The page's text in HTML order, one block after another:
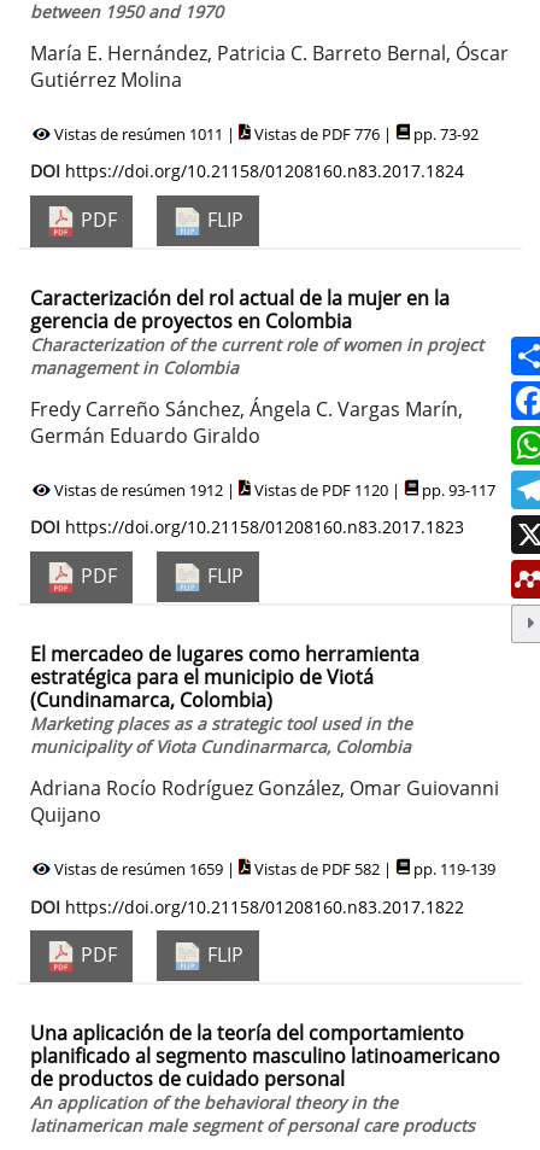
between 1950 and 1970
María E. Hernández, Patricia C. Barreto Bernal, Óscar
Gutiérrez Molina
Vistas de resúmen 1011 | Vistas de PDF 776 | pp. 73-92
DOI https://doi.org/10.21158/01208160.n83.2017.1824
PDF FLIP
Caracterización del rol actual de la mujer en la
gerencia de proyectos en Colombia
Characterization of the current role of women in project
management in Colombia
Fredy Carreño Sánchez, Ángela C. Vargas Marín,
Germán Eduardo Giraldo
Vistas de resúmen 1912 | Vistas de PDF 1120 | pp. 93-117
DOI https://doi.org/10.21158/01208160.n83.2017.1823
PDF FLIP
El mercadeo de lugares como herramienta
estratégica para el municipio de Viotá
(Cundinamarca, Colombia)
Marketing places as a strategic tool used in the
municipality of Viota Cundinarmarca, Colombia
Adriana Rocío Rodríguez González, Omar Guiovanni
Quijano
Vistas de resúmen 1659 | Vistas de PDF 582 | pp. 119-139
DOI https://doi.org/10.21158/01208160.n83.2017.1822
PDF FLIP
Una aplicación de la teoría del comportamiento
planificado al segmento masculino latinoamericano
de productos de cuidado personal
An application of the behavioral theory in the
latinamerican male segment of personal care products